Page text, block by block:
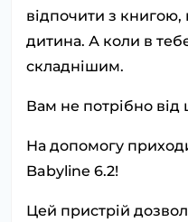
відпочити з
дитина. А коли в
складнішим.
Вам не потрібно від
На допомогу
Babyline 6.2!
Цей пристрій